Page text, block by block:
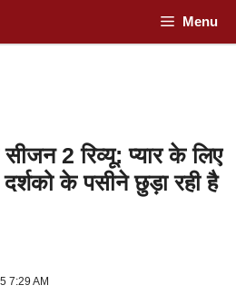
Menu
2 रिव्यू: प्यार के लिए
के पसीने छुड़ा रही है
7:29 AM